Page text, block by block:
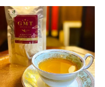
1月8日 (木) 以降受付順に発送
ン落札紅茶
ティー “DRAGON BALLS”
の一般販売がスタートしまし